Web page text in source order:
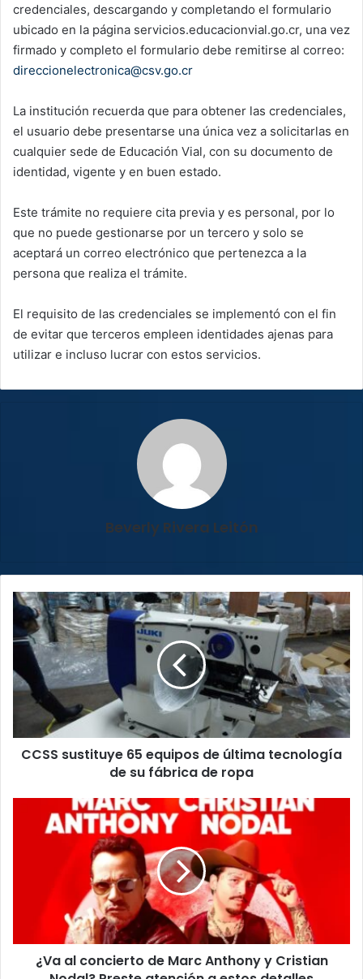
credenciales, descargando y completando el formulario
ubicado en la página servicios.educacionvial.go.cr, una vez
firmado y completo el formulario debe remitirse al correo:
direccionelectronica@csv.go.cr
La institución recuerda que para obtener las credenciales,
el usuario debe presentarse una única vez a solicitarlas en
cualquier sede de Educación Vial, con su documento de
identidad, vigente y en buen estado.
Este trámite no requiere cita previa y es personal, por lo
que no puede gestionarse por un tercero y solo se
aceptará un correo electrónico que pertenezca a la
persona que realiza el trámite.
El requisito de las credenciales se implementó con el fin
de evitar que terceros empleen identidades ajenas para
utilizar e incluso lucrar con estos servicios.
Beverly Rivera Leitón
CCSS
sustituye
65
equipos
de
última
tecnología
su
fábrica
CCSS sustituye 65 equipos de última tecnología
de su fábrica de ropa
Nodal?
Preste
atención
¿Va al concierto de Marc Anthony y Cristian